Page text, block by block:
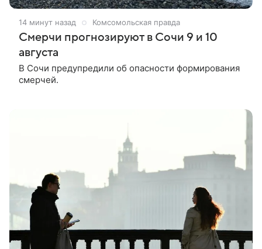
14 минут назад Комсомольская правда
Смерчи прогнозируют в Сочи 9 и 10
августа
В Сочи предупредили об опасности формирования
смерчей.